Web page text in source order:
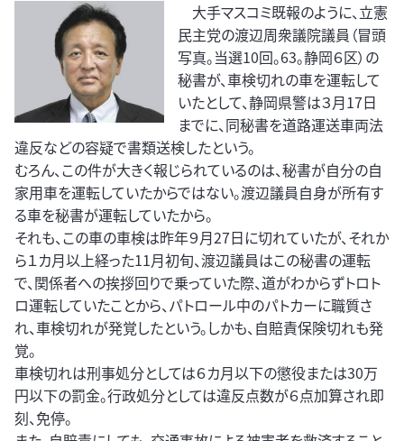
大手マスコミ既報のように、立憲
民主党の渡辺周衆議院議員（冒頭
写真。当選10回。63。静岡６区）の
秘書が、車検切れの車を運転して
いたとして、静岡県警は３月17日
までに、同秘書を道路運送車両法
違反などの容疑で書類送検したという。
むろん、この件が大きく報じられているのは、秘書が自分の自
家用車を運転していたからではない。渡辺議員自身が所有す
る車を秘書が運転していたから。
それも、この車の車検は昨年９月27日に切れていたが、それか
ら１カ月以上経った11月初旬、渡辺議員はこの秘書の運転
で、関係者への挨拶回りで乗っていた際、道がわからずトロト
ロ運転していたことから、パトロール中のパトカーに職質さ
れ、車検切れが発覚したという。しかも、自賠責保険切れも発
覚。
車検切れは刑事処分としては６カ月以下の懲役または30万
円以下の罰金。行政処分としては違反点数が６点加算され即
刻、免停。